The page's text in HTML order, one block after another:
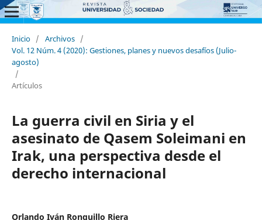
Inicio / Archivos /
Vol. 12 Núm. 4 (2020): Gestiones, planes y nuevos desafíos (Julio-
agosto)
/
Artículos
La guerra civil en Siria y el
asesinato de Qasem Soleimani en
Irak, una perspectiva desde el
derecho internacional
Orlando Iván Ronquillo Riera